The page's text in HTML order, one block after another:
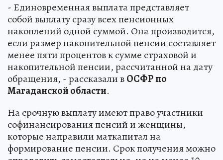
- Единовременная выплата представляет
собой выплату сразу всех пенсионных
накоплений одной суммой. Она производится,
если размер накопительной пенсии составляет
менее пяти процентов к сумме страховой и
накопительной пенсии, рассчитанной на дату
обращения, - рассказали вОСФР по
Магаданской области.
На срочную выплату имеют право участники
софинансирования пенсий и женщины,
которые направили маткапитал на
формирование пенсии. Срок получения можно